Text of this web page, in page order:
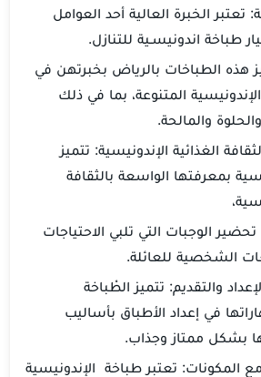
تعتبر الخبرة العالية أحد العوامل
طباخة اندونيسـية للتنازل.
هذه الطباخات بالرياض بخبرتهن في
المتنوعة، بما في ذلك
والمالحة.
الغذائية الإندونيسية: تتميز
بمعرفتها الواسعة بالثقافة
الوجبات التي تلبي الاحتياجات
الشخصية للعائلة.
والتقديم: تتميز الطْباخة
في إعداد الأطباق بأساليب
بشكل ممتاز وجذاب.
المكونات: تعتبر طباخة الإندونيسية